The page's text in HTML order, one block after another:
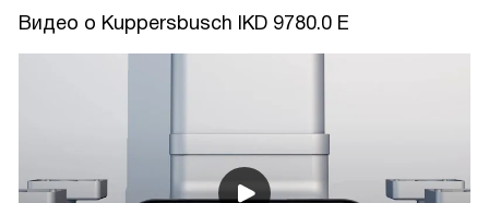
Видео о Kuppersbusch IKD 9780.0 E